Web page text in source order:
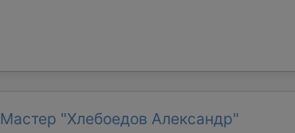
Мастер "Хлебоедов Александр"